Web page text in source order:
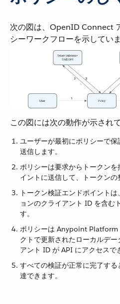
次の図は、OpenID Connect
シーワークフローを示していま
この図には次の動作が示され
ユーザーが最初にポリシーで
送信します。
ポリシーは要求からトークン
イントに送信して、トークンの
トークン検証エンドポイント
ョンのクライアント ID を含む
す。
ポリシーは Anypoint Platform
クトで更新されたローカルデ
アント ID が API にアクセスで
すべての検証が正常に完了す
達できます。